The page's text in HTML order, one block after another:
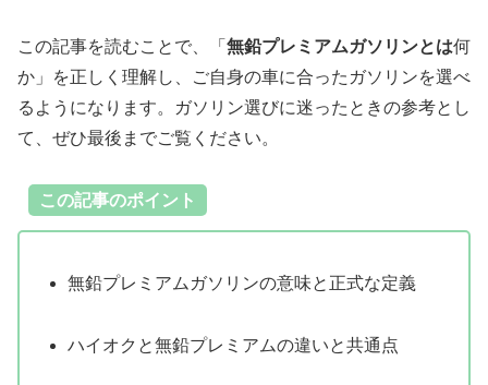
この記事を読むことで、「 無鉛プレミアムガソリンとは何
か」を正しく理解し、ご自身の車に合ったガソリンを選べ
るようになります。ガソリン選びに迷ったときの参考とし
て、ぜひ最後までご覧ください。
この記事のポイント
無鉛プレミアムガソリンの意味と正式な定義
ハイオクと無鉛プレミアムの違いと共通点